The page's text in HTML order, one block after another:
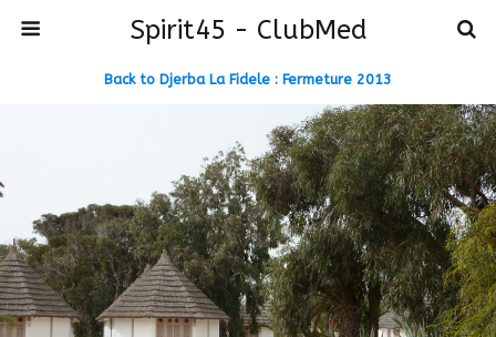
Spirit45 - ClubMed
Back to Djerba La Fidele : Fermeture 2013